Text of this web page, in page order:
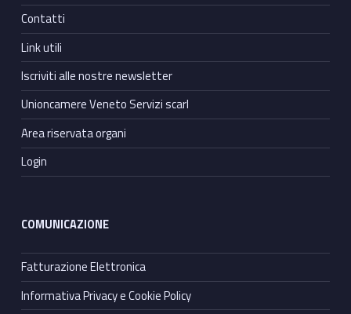
Contatti
Link utili
Iscriviti alle nostre newsletter
Unioncamere Veneto Servizi scarl
Area riservata organi
Login
COMUNICAZIONE
Fatturazione Elettronica
Informativa Privacy e Cookie Policy